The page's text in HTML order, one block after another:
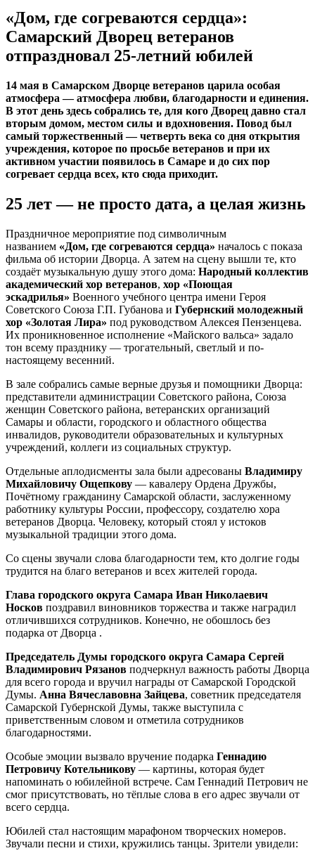
«Дом, где согреваются сердца»:
Самарский Дворец ветеранов
отпраздновал 25-летний юбилей
14 мая в Самарском Дворце ветеранов царила особая
атмосфера — атмосфера любви, благодарности и единения.
В этот день здесь собрались те, для кого Дворец давно стал
вторым домом, местом силы и вдохновения. Повод был
самый торжественный — четверть века со дня открытия
учреждения, которое по просьбе ветеранов и при их
активном участии появилось в Самаре и до сих пор
согревает сердца всех, кто сюда приходит.
25 лет — не просто дата, а целая жизнь
Праздничное мероприятие под символичным
названием «Дом, где согреваются сердца» началось с показа
фильма об истории Дворца. А затем на сцену вышли те, кто
создаёт музыкальную душу этого дома: Народный коллектив
академический хор ветеранов, хор «Поющая
эскадрилья» Военного учебного центра имени Героя
Советского Союза Г.П. Губанова и Губернский молодежный
хор «Золотая Лира» под руководством Алексея Пензенцева.
Их проникновенное исполнение «Майского вальса» задало
тон всему празднику — трогательный, светлый и по-
настоящему весенний.
В зале собрались самые верные друзья и помощники Дворца:
представители администрации Советского района, Союза
женщин Советского района, ветеранских организаций
Самары и области, городского и областного общества
инвалидов, руководители образовательных и культурных
учреждений, коллеги из социальных структур.
Отдельные аплодисменты зала были адресованы Владимиру
Михайловичу Ощепкову — кавалеру Ордена Дружбы,
Почётному гражданину Самарской области, заслуженному
работнику культуры России, профессору, создателю хора
ветеранов Дворца. Человеку, который стоял у истоков
музыкальной традиции этого дома.
Со сцены звучали слова благодарности тем, кто долгие годы
трудится на благо ветеранов и всех жителей города.
Глава городского округа Самара Иван Николаевич
Носков поздравил виновников торжества и также наградил
отличившихся сотрудников. Конечно, не обошлось без
подарка от Дворца .
Председатель Думы городского округа Самара Сергей
Владимирович Рязанов подчеркнул важность работы Дворца
для всего города и вручил награды от Самарской Городской
Думы. Анна Вячеславовна Зайцева, советник председателя
Самарской Губернской Думы, также выступила с
приветственным словом и отметила сотрудников
благодарностями.
Особые эмоции вызвало вручение подарка Геннадию
Петровичу Котельникову — картины, которая будет
напоминать о юбилейной встрече. Сам Геннадий Петрович не
смог присутствовать, но тёплые слова в его адрес звучали от
всего сердца.
Юбилей стал настоящим марафоном творческих номеров.
Звучали песни и стихи, кружились танцы. Зрители увидели: